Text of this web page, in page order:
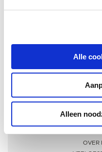
Alle
Alleen
Meer
OVER